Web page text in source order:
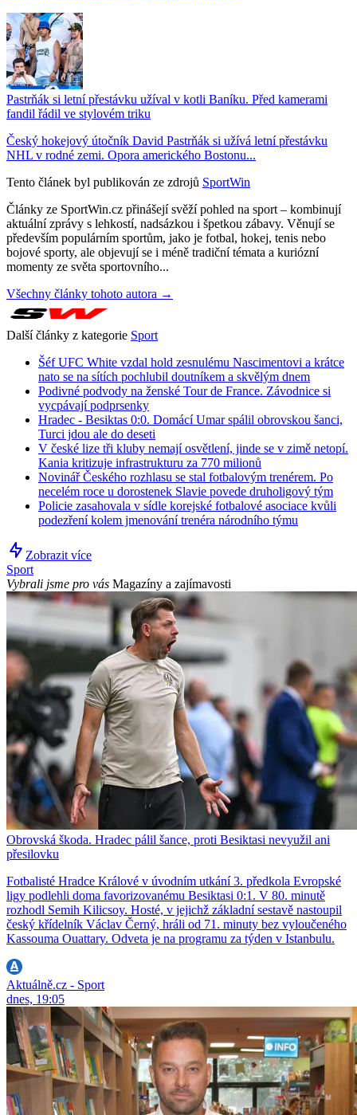
Pastrňák si letní přestávku užíval v kotli Baníku. Před kamerami
fandil řádil ve stylovém triku
Český hokejový útočník David Pastrňák si užívá letní přestávku
NHL v rodné zemi. Opora amerického Bostonu...
Tento článek byl publikován ze zdrojů SportWin
Články ze SportWin.cz přinášejí svěží pohled na sport – kombinují
aktuální zprávy s lehkostí, nadsázkou i špetkou zábavy. Věnují se
především populárním sportům, jako je fotbal, hokej, tenis nebo
bojové sporty, ale objevují se i méně tradiční témata a kuriózní
momenty ze světa sportovního...
Všechny články tohoto autora →
Další články z kategorie Sport
Šéf UFC White vzdal hold zesnulému Nascimentovi a krátce
nato se na sítích pochlubil doutníkem a skvělým dnem
Podivné podvody na ženské Tour de France. Závodnice si
vycpávají podprsenky
Hradec - Besiktas 0:0. Domácí Umar spálil obrovskou šanci,
Turci jdou ale do deseti
V české lize tři kluby nemají osvětlení, jinde se v zimě netopí.
Kania kritizuje infrastrukturu za 770 milionů
Novinář Českého rozhlasu se stal fotbalovým trenérem. Po
necelém roce u dorostenek Slavie povede druholigový tým
Policie zasahovala v sídle korejské fotbalové asociace kvůli
podezření kolem jmenování trenéra národního týmu
Zobrazit více
Sport
Vybrali jsme pro vás Magazíny a zajímavosti
Obrovská škoda. Hradec pálil šance, proti Besiktasi nevyužil ani
přesilovku
Fotbalisté Hradce Králové v úvodním utkání 3. předkola Evropské
ligy podlehli doma favorizovanému Besiktasi 0:1. V 80. minutě
rozhodl Semih Kilicsoy. Hosté, v jejichž základní sestavě nastoupil
český křídelník Václav Černý, hráli od 71. minuty bez vyloučeného
Kassouma Ouattary. Odveta je na programu za týden v Istanbulu.
Aktuálně.cz - Sport
dnes, 19:05